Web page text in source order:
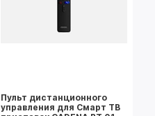
Пульт дистанционного
управления для Смарт ТВ